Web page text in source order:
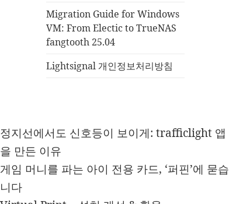
Migration Guide for Windows
VM: From Electic to TrueNAS
fangtooth 25.04
Lightsignal 개인정보처리방침
정지선에서도 신호등이 보이게: trafficlight 앱
을 만든 이유
게임 머니를 파는 아이 전용 카드, ‘퍼핀’에 묻습
니다